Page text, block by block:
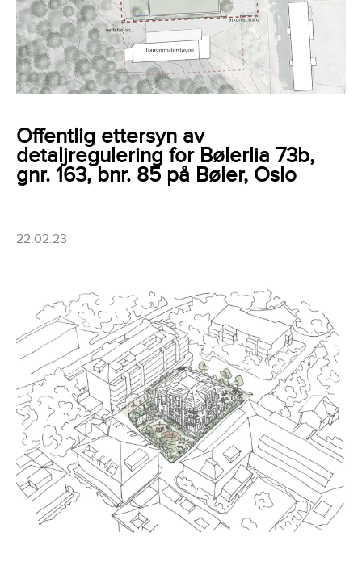
Offentlig ettersyn av
detaljregulering for Bølerlia 73b,
gnr. 163, bnr. 85 på Bøler, Oslo
22.02.23